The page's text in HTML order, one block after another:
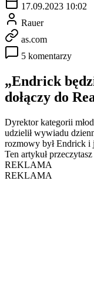
17.09.2023 10:02
Rauer
as.com
5 komentarzy
„Endrick
dołączy do
Dyrektor kategorii
udzielił wywiadu
rozmowy był Endrick i
Ten artykuł
REKLAMA
REKLAMA